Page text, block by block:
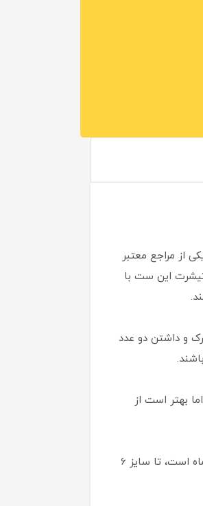
از مراجع معتبر
این ست با
و داشتن دو عدد
شست و شو کنید، اما بهتر است از
با توجه به سایزبندی گسترده‌ای که این ست دارد، می‌توانید برای کودکان با سنین مختلف از آن استفاده کنید. از سایز 1 که مناسب 3 تا 6 ماه است، تا سایز 6